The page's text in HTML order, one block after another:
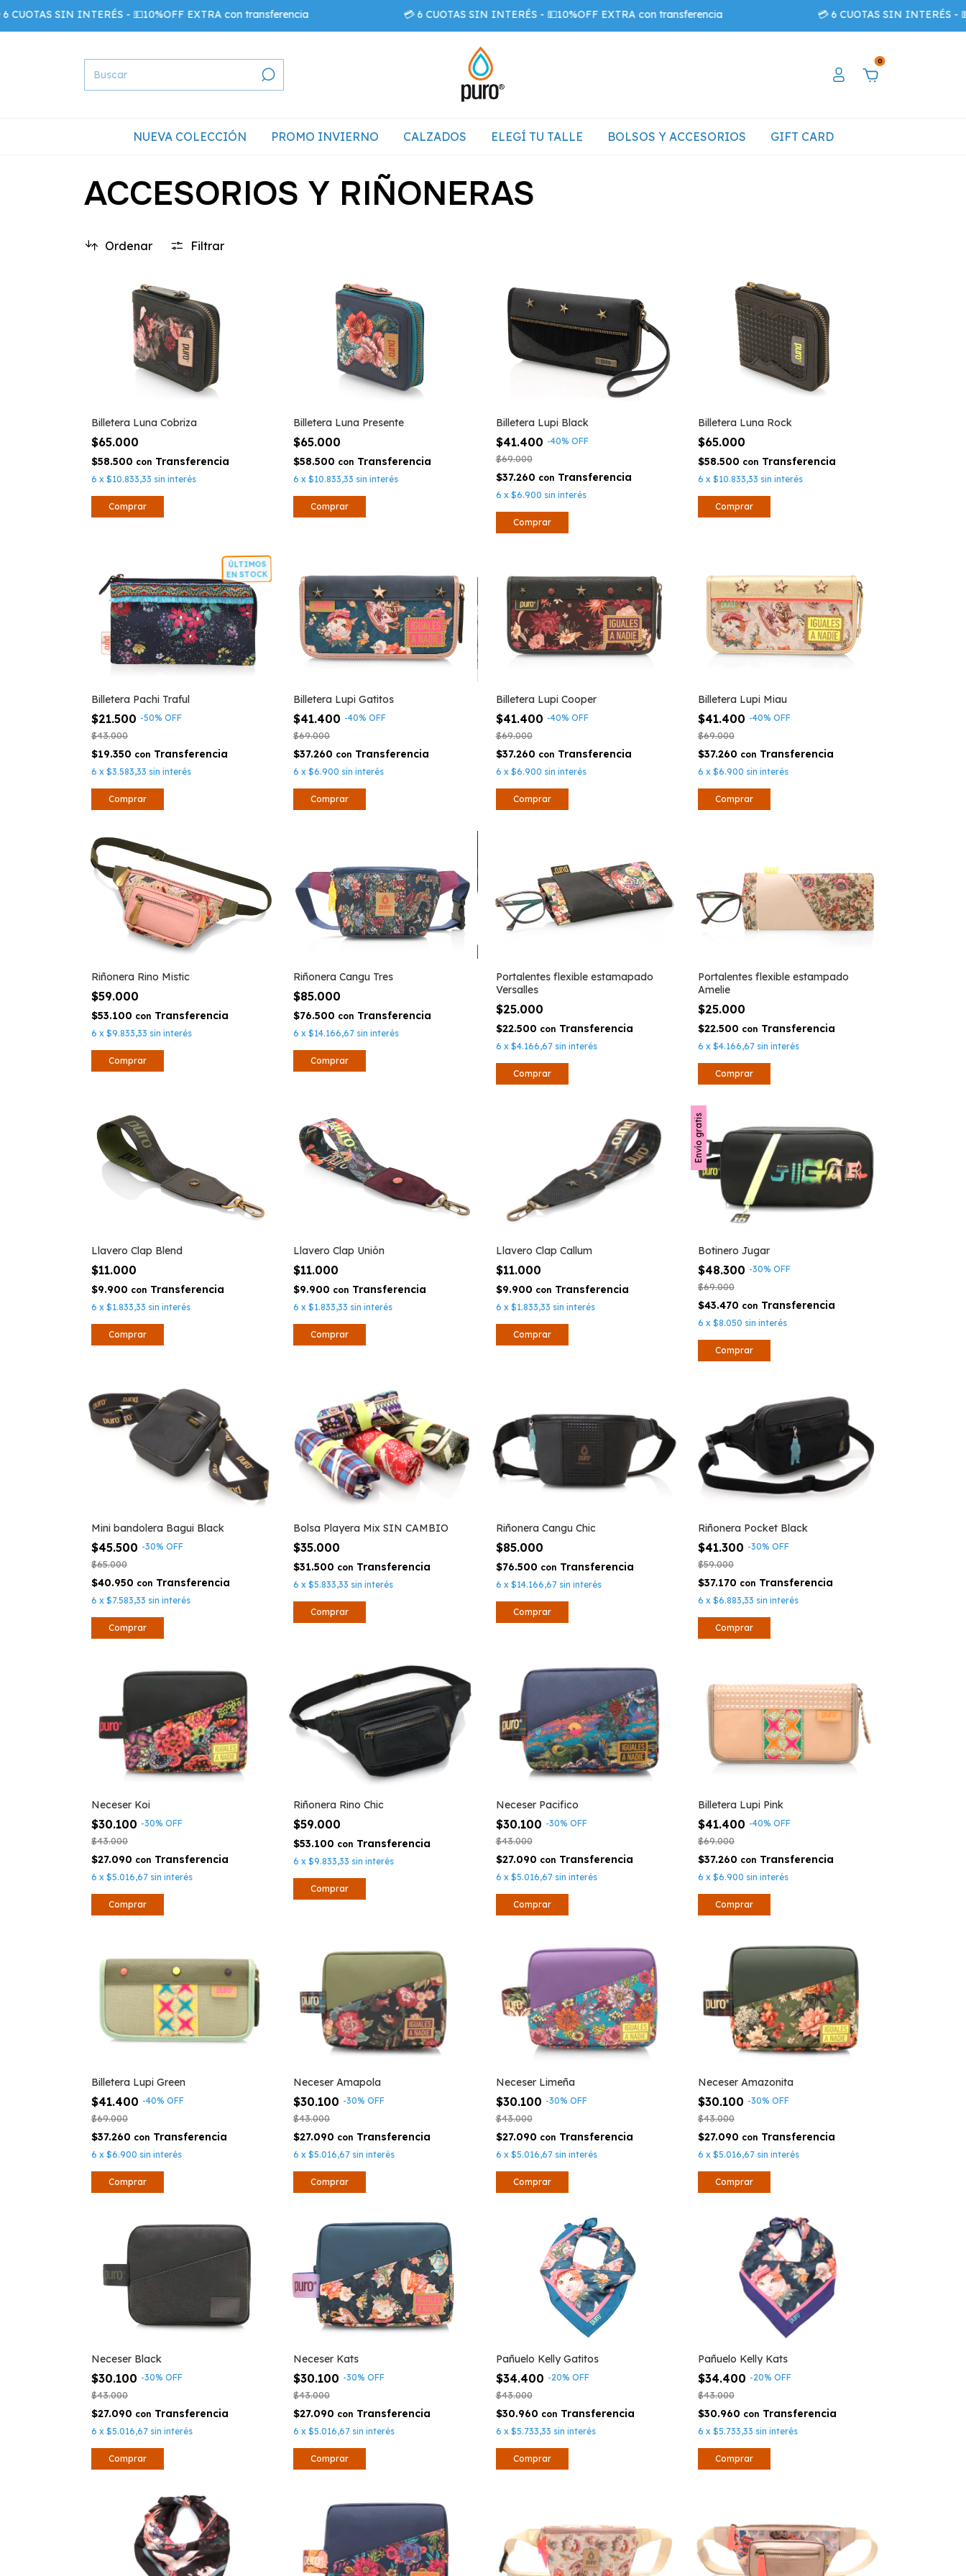
SIN INTERÉS - 💵10%OFF EXTRA con transferencia 💳 6 CUOTAS SIN INTERÉS - 💵10%OFF EXTRA con transferencia 💳 6 CUOTAS SIN INTERÉS -
0
NUEVA COLECCIÓN PROMO INVIERNO CALZADOS ELEGÍ TU TALLE BOLSOS Y ACCESORIOS GIFT CARD
ACCESORIOS Y RIÑONERAS
Ordenar Filtrar
Billetera Luna Cobriza
$65.000
$58.500 con
6 x $10.833,33 sin interés
Billetera Luna Presente
$65.000
$58.500 con
6 x$10.833,33 sin interés
Billetera Lupi Black
$41.400 -40% OFF
$69.000
$37.260 con
6 x $6.900 sin interés
Billetera Luna Rock
$65.000
$58.500 con
6 x $10.833,33 sin interés
ÚLTIMOS
EN STOCK
Billetera Pachi Traful
$21.500 -50% OFF
$43.000
$19.350 con
6 x $3.583,33 sin interés
Billetera Lupi Gatitos
$41.400 -40%OFF
$69.000
$37.260 con
6 x$6.900 sin interés
Billetera Lupi Cooper
$41.400 -40% OFF
$69.000
$37.260 con
6 x $6.900 sin interés
Billetera Lupi Miau
$41.400 -40% OFF
$69.000
$37.260 con
6 x $6.900 sin interés
Riñonera Rino Mistic
$59.000
$53.100 con
6 x $9.833,33 sin interés
Riñonera Cangu Tres
$85.000
$76.500 con
6 x$14.166,67 sin interés
Portalentes flexible estamapado
Versalles
$25.000
$22.500 con
6 x $4.166,67 sin interés
Portalentes flexible estampado
Amelie
$25.000
$22.500 con
6 x $4.166,67 sin interés
Llavero Clap Blend
$11.000
$9.900 con
6 x $1.833,33 sin interés
Llavero Clap Unión
$11.000
$9.900 con
6 x$1.833,33 sin interés
Llavero Clap Callum
$11.000
$9.900 con
6 x $1.833,33 sin interés
Envío gratis
Botinero Jugar
$48.300 -30% OFF
$69.000
$43.470 con
6 x $8.050 sin interés
Mini bandolera Bagui Black
$45.500 -30% OFF
$65.000
$40.950 con
6 x $7.583,33 sin interés
Bolsa Playera Mix SIN CAMBIO
$35.000
$31.500 con
6 x$5.833,33 sin interés
Riñonera Cangu Chic
$85.000
$76.500 con
6 x $14.166,67 sin interés
Riñonera Pocket Black
$41.300 -30% OFF
$59.000
$37.170 con
6 x $6.883,33 sin interés
Neceser Koi
$30.100 -30% OFF
$43.000
$27.090 con
6 x $5.016,67 sin interés
Riñonera Rino Chic
$59.000
$53.100 con
6 x$9.833,33 sin interés
Neceser Pacifico
$30.100 -30% OFF
$43.000
$27.090 con
6 x $5.016,67 sin interés
Billetera Lupi Pink
$41.400 -40% OFF
$69.000
$37.260 con
6 x $6.900 sin interés
Billetera Lupi Green
$41.400 -40% OFF
$69.000
$37.260 con
6 x $6.900 sin interés
Neceser Amapola
$30.100 -30%OFF
$43.000
$27.090 con
6 x$5.016,67 sin interés
Neceser Limeña
$30.100 -30% OFF
$43.000
$27.090 con
6 x $5.016,67 sin interés
Neceser Amazonita
$30.100 -30% OFF
$43.000
$27.090 con
6 x $5.016,67 sin interés
Neceser Black
$30.100 -30% OFF
$43.000
$27.090 con
6 x $5.016,67 sin interés
Neceser Kats
$30.100 -30%OFF
$43.000
$27.090 con
6 x$5.016,67 sin interés
Pañuelo Kelly Gatitos
$34.400 -20% OFF
$43.000
$30.960 con
6 x $5.733,33 sin interés
Pañuelo Kelly Kats
$34.400 -20% OFF
$43.000
$30.960 con
6 x $5.733,33 sin interés